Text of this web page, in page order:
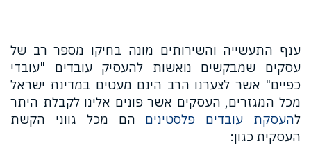
ענף התעשייה והשירותים מונה בחיקו מספר רב של
עסקים שמבקשים נואשות להעסיק עובדים "עובדי
כפיים" אשר לצערנו הרב הינם מעטים במדינת ישראל
מכל המגזרים, העסקים אשר פונים אלינו לקבלת היתר
להעסקת עובדים פלסטינים הם מכל גווני הקשת
העסקית כגון: